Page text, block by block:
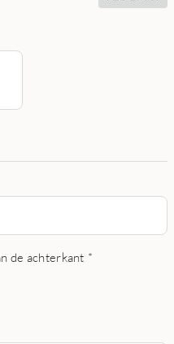
de achterkant *